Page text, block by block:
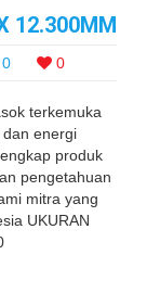
12.300MM
0 0
terkemuka
energi
produk
pengetahuan
mitra yang
UKURAN